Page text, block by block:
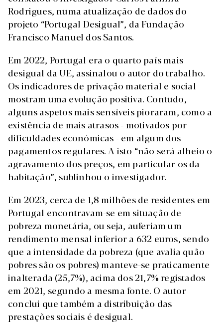
Rodrigues, numa atualização de dados do
projeto “Portugal Desigual”, da Fundação
Francisco Manuel dos Santos.
Em 2022, Portugal era o quarto país mais
desigual da UE, assinalou o autor do trabalho.
Os indicadores de privação material e social
mostram uma evolução positiva. Contudo,
alguns aspetos mais sensíveis pioraram, como a
existência de mais atrasos - motivados por
dificuldades económicas - em algum dos
pagamentos regulares. A isto “não será alheio o
agravamento dos preços, em particular os da
habitação”, sublinhou o investigador.
Em 2023, cerca de 1,8 milhões de residentes em
Portugal encontravam-se em situação de
pobreza monetária, ou seja, auferiam um
rendimento mensal inferior a 632 euros, sendo
que a intensidade da pobreza (que avalia quão
pobres são os pobres) manteve-se praticamente
inalterada (25,7%), acima dos 21,7% registados
em 2021, segundo a mesma fonte. O autor
conclui que também a distribuição das
prestações sociais é desigual.